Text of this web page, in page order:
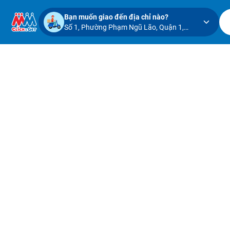
Bạn muốn giao đến địa chỉ nào?
Số 1, Phường Phạm Ngũ Lão, Quận 1,
Thành phố Hồ Chí Minh